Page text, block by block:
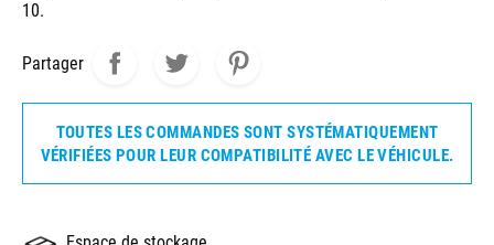
10.
Partager
TOUTES LES COMMANDES SONT SYSTÉMATIQUEMENT
VÉRIFIÉES POUR LEUR COMPATIBILITÉ AVEC LE VÉHICULE.